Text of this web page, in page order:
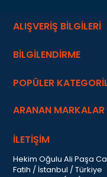
ALIŞVERİŞ BİLGİLERİ
BİLGİLENDİRME
POPÜLER
ARANAN MARKALAR
İLETİŞİM
Hekim Oğulu Ali Paşa
Fatih / İstanbul / Türkiye